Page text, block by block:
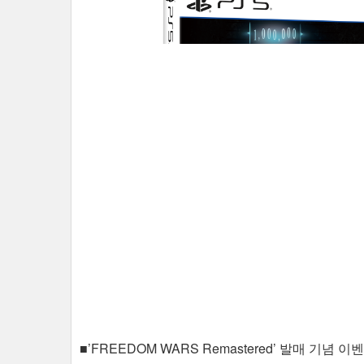
■’FREEDOM WARS Remastered’ 발매 기념 이